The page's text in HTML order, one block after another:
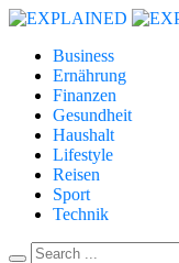
Business
Ernährung
Finanzen
Gesundheit
Haushalt
Lifestyle
Reisen
Sport
Technik